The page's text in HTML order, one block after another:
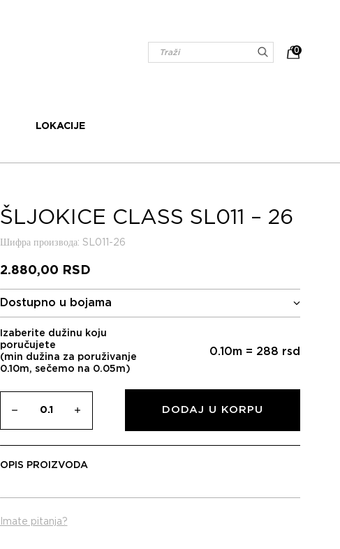
0
LOKACIJE
ŠLJOKICE CLASS SL011 – 26
Шифра производа: SL011-26
2.880,00 RSD
Dostupno u bojama
Izaberite dužinu koju
poručujete
(min dužina za poruživanje
0.10m, sečemo na 0.05m)
0.10m = 288 rsd
DODAJ U KORPU
OPIS PROIZVODA
Imate pitanja?